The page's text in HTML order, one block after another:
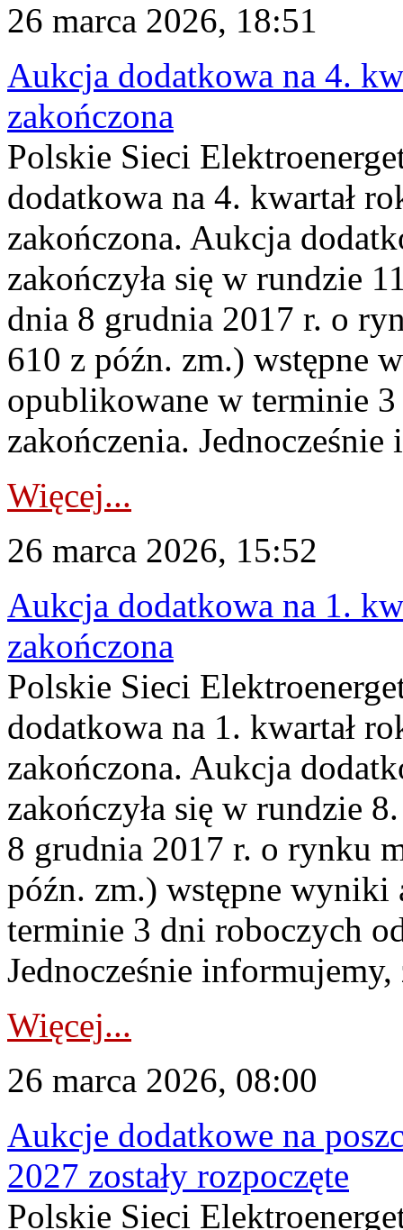
26 marca 2026, 18:51
Aukcja dodatkowa na 4.
zakończona
Polskie Sieci
dodatkowa na 4. kwartał
zakończona. Aukcja
zakończyła się w rundzie
dnia 8 grudnia 2017 r. o
610 z późn. zm.) wstępne
opublikowane w terminie
zakończenia.
Więcej...
26 marca 2026, 15:52
Aukcja dodatkowa na 1.
zakończona
Polskie Sieci
dodatkowa na 1. kwartał
zakończona. Aukcja
zakończyła się w rundzie
8 grudnia 2017 r. o rynku
późn. zm.) wstępne
terminie 3 dni roboczych
Jednocześnie informujemy,
Więcej...
26 marca 2026, 08:00
Aukcje dodatkowe na
2027 zostały rozpoczęte
Polskie Sieci